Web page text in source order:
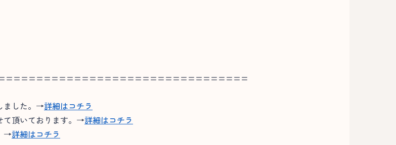
ました。→詳細はコチラ
て頂いております。→詳細はコチラ
→詳細はコチラ